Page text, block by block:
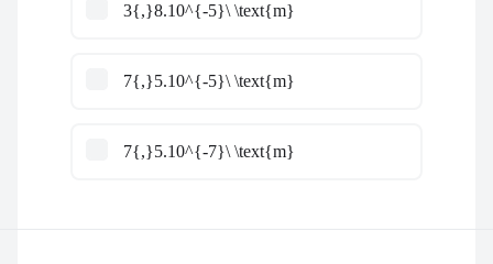
3{,}8.10^{-5}\ \text{m}
7{,}5.10^{-5}\ \text{m}
7{,}5.10^{-7}\ \text{m}